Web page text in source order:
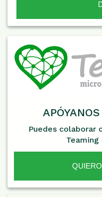
Puedes colaborar
Teaming